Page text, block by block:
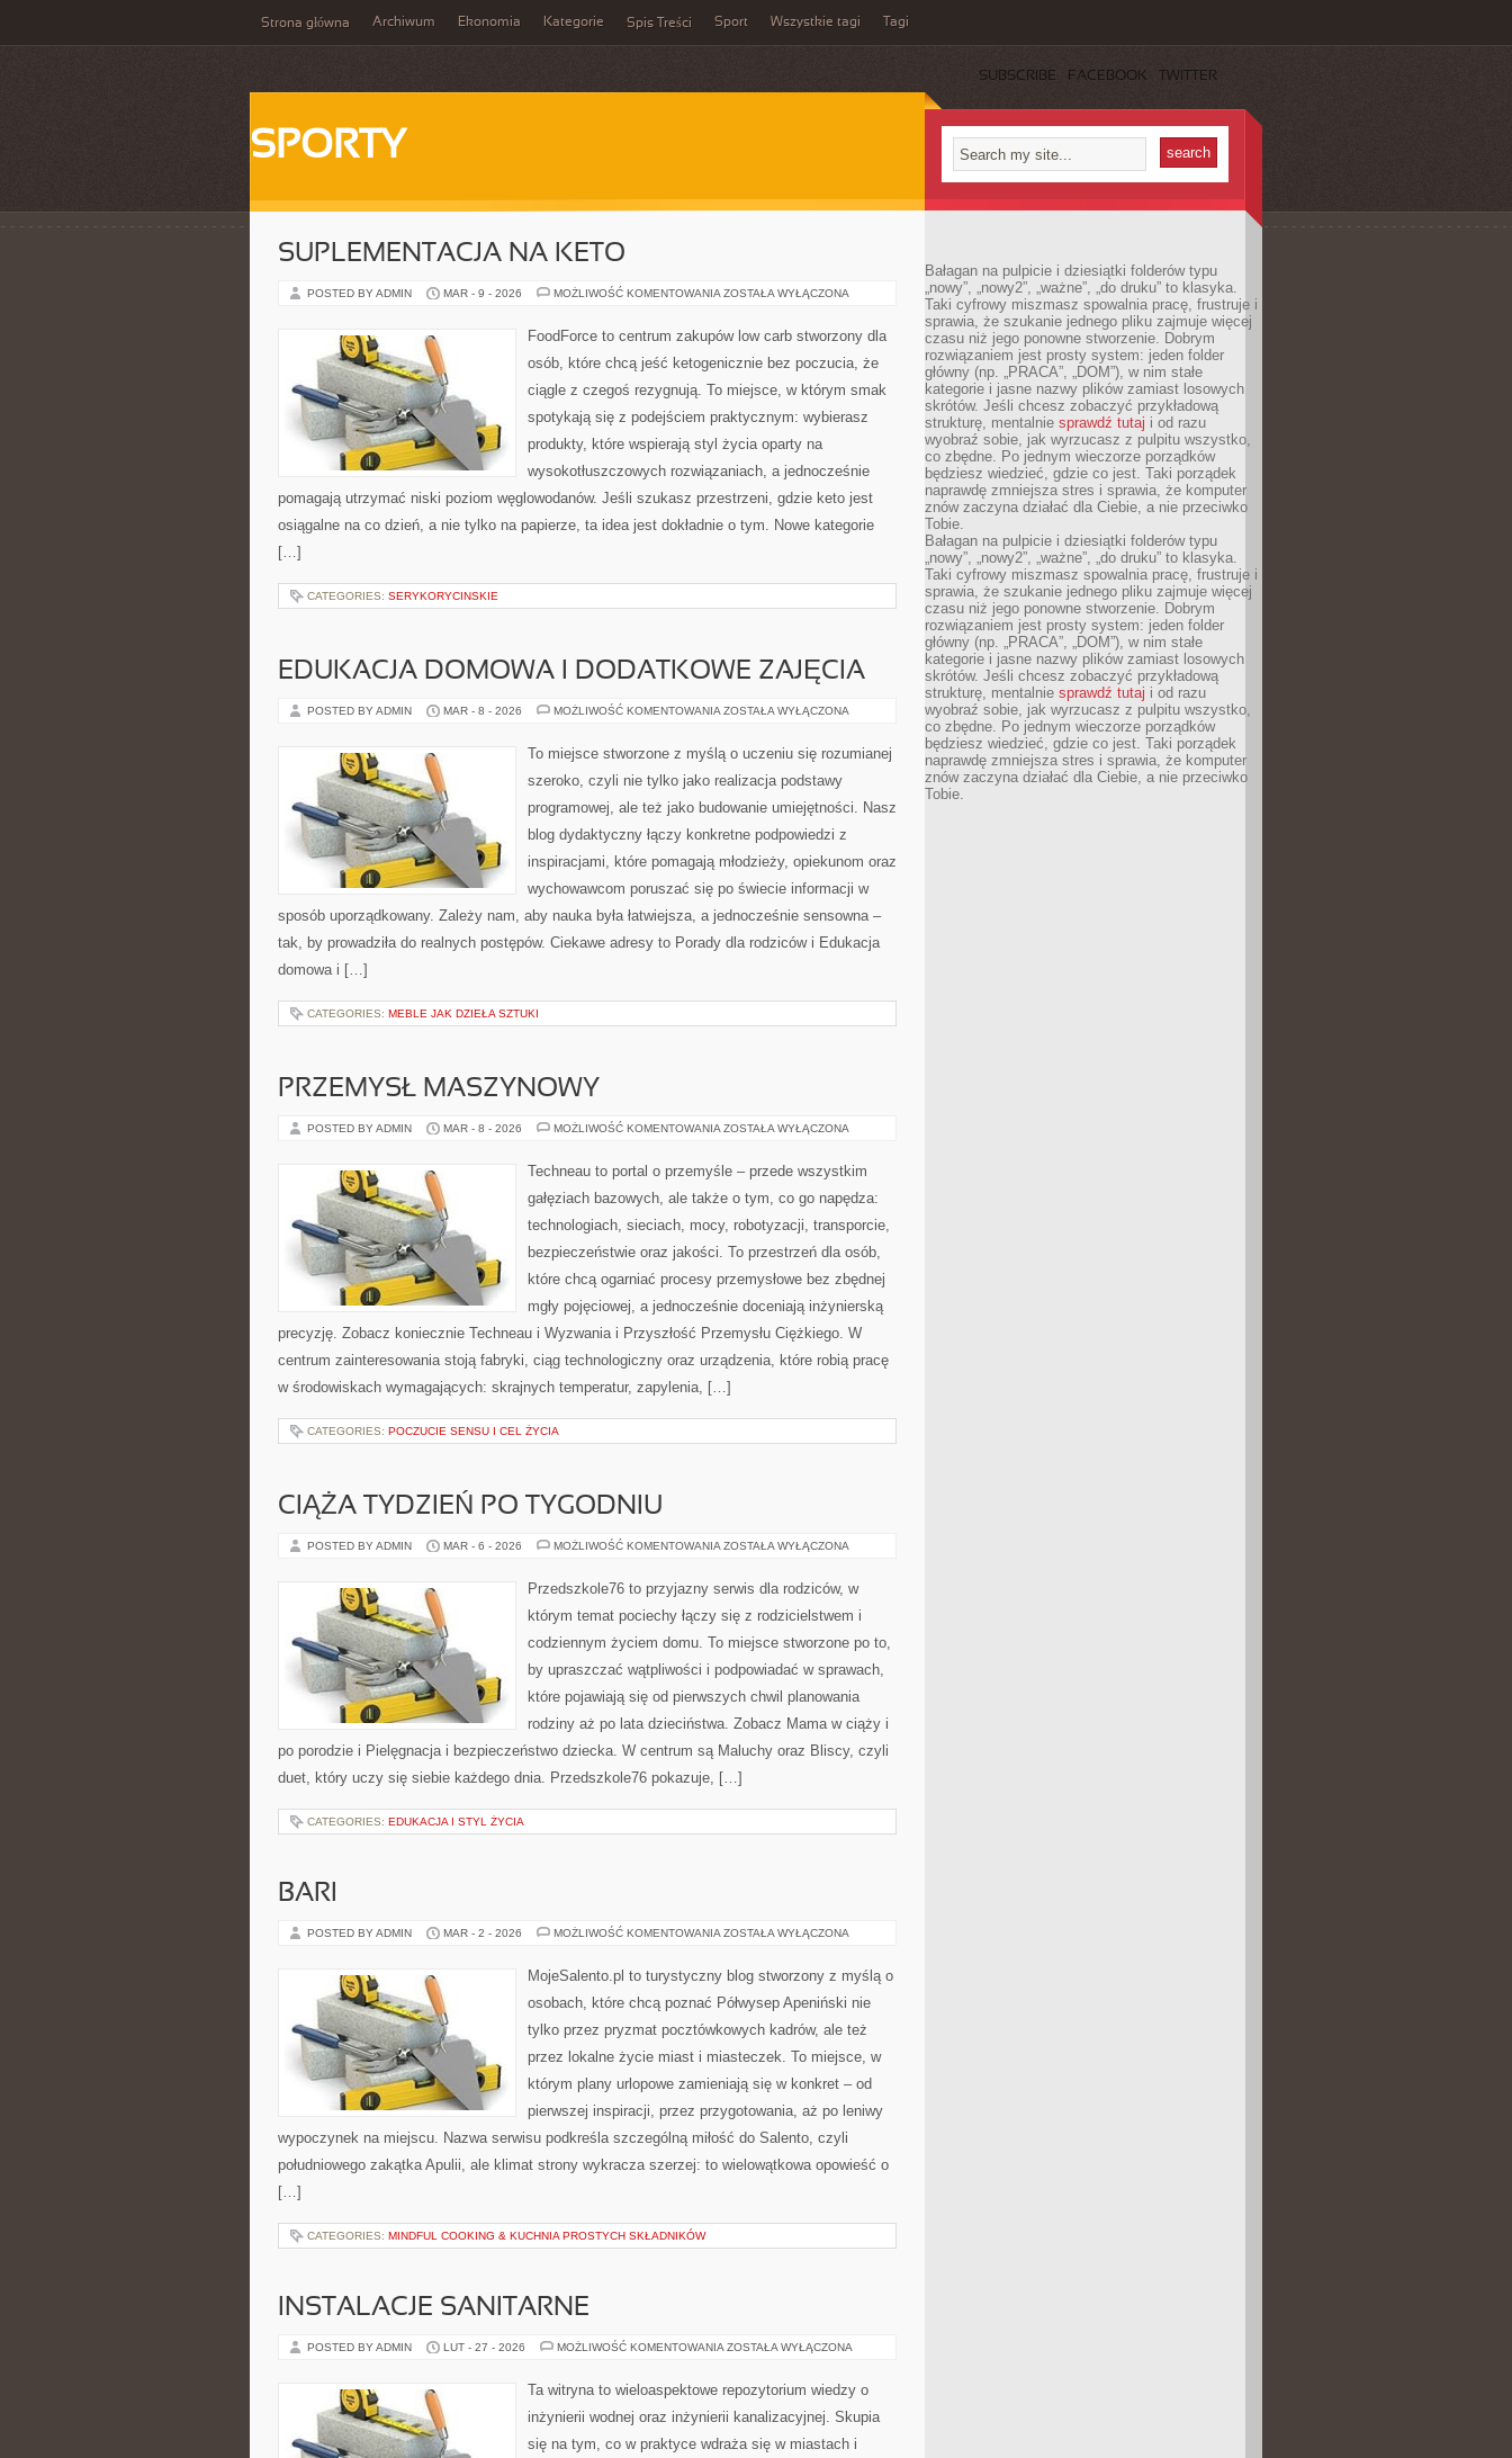
Strona główna Archiwum Ekonomia Kategorie Spis Treści Sport Wszystkie tagi Tagi
SUBSCRIBE FACEBOOK TWITTER
SPORTY
SUPLEMENTACJA NA KETO
POSTED BY ADMIN MAR - 9 - 2026 MOŻLIWOŚĆ KOMENTOWANIA SUPLEMENTACJA
ZOSTAŁA WYŁĄCZONA
FoodForce to centrum zakupów low carb stworzony dla
osób, które chcą jeść ketogenicznie bez poczucia, że
ciągle z czegoś rezygnują. To miejsce, w którym smak
spotykają się z podejściem praktycznym: wybierasz
produkty, które wspierają styl życia oparty na
wysokotłuszczowych rozwiązaniach, a jednocześnie
pomagają utrzymać niski poziom węglowodanów. Jeśli szukasz przestrzeni, gdzie keto jest
osiągalne na co dzień, a nie tylko na papierze, ta idea jest dokładnie o tym. Nowe kategorie
[…]
CATEGORIES: SERYKORYCINSKIE
EDUKACJA DOMOWA I DODATKOWE ZAJĘCIA
POSTED BY ADMIN MAR - 8 - 2026 MOŻLIWOŚĆ KOMENTOWANIA EDUKACJA
DODATKOWE
ZAJĘCIA
ZOSTAŁA WYŁĄCZONA
To miejsce stworzone z myślą o uczeniu się rozumianej
szeroko, czyli nie tylko jako realizacja podstawy
programowej, ale też jako budowanie umiejętności. Nasz
blog dydaktyczny łączy konkretne podpowiedzi z
inspiracjami, które pomagają młodzieży, opiekunom oraz
wychowawcom poruszać się po świecie informacji w
sposób uporządkowany. Zależy nam, aby nauka była łatwiejsza, a jednocześnie sensowna –
tak, by prowadziła do realnych postępów. Ciekawe adresy to Porady dla rodziców i Edukacja
domowa i […]
CATEGORIES: MEBLE JAK DZIEŁA SZTUKI
PRZEMYSŁ MASZYNOWY
POSTED BY ADMIN MAR - 8 - 2026 MOŻLIWOŚĆ KOMENTOWANIA PRZEMYSŁ
ZOSTAŁA WYŁĄCZONA
Techneau to portal o przemyśle – przede wszystkim
gałęziach bazowych, ale także o tym, co go napędza:
technologiach, sieciach, mocy, robotyzacji, transporcie,
bezpieczeństwie oraz jakości. To przestrzeń dla osób,
które chcą ogarniać procesy przemysłowe bez zbędnej
mgły pojęciowej, a jednocześnie doceniają inżynierską
precyzję. Zobacz koniecznie Techneau i Wyzwania i Przyszłość Przemysłu Ciężkiego. W
centrum zainteresowania stoją fabryki, ciąg technologiczny oraz urządzenia, które robią pracę
w środowiskach wymagających: skrajnych temperatur, zapylenia, […]
CATEGORIES: POCZUCIE SENSU I CEL ŻYCIA
CIĄŻA TYDZIEŃ PO TYGODNIU
POSTED BY ADMIN MAR - 6 - 2026 MOŻLIWOŚĆ KOMENTOWANIA CIĄŻA
TYGODNIU
ZOSTAŁA WYŁĄCZONA
Przedszkole76 to przyjazny serwis dla rodziców, w
którym temat pociechy łączy się z rodzicielstwem i
codziennym życiem domu. To miejsce stworzone po to,
by upraszczać wątpliwości i podpowiadać w sprawach,
które pojawiają się od pierwszych chwil planowania
rodziny aż po lata dzieciństwa. Zobacz Mama w ciąży i
po porodzie i Pielęgnacja i bezpieczeństwo dziecka. W centrum są Maluchy oraz Bliscy, czyli
duet, który uczy się siebie każdego dnia. Przedszkole76 pokazuje, […]
CATEGORIES: EDUKACJA I STYL ŻYCIA
BARI
POSTED BY ADMIN MAR - 2 - 2026 MOŻLIWOŚĆ KOMENTOWANIA BARI
ZOSTAŁA WYŁĄCZONA
MojeSalento.pl to turystyczny blog stworzony z myślą o
osobach, które chcą poznać Półwysep Apeniński nie
tylko przez pryzmat pocztówkowych kadrów, ale też
przez lokalne życie miast i miasteczek. To miejsce, w
którym plany urlopowe zamieniają się w konkret – od
pierwszej inspiracji, przez przygotowania, aż po leniwy
wypoczynek na miejscu. Nazwa serwisu podkreśla szczególną miłość do Salento, czyli
południowego zakątka Apulii, ale klimat strony wykracza szerzej: to wielowątkowa opowieść o
[…]
CATEGORIES: MINDFUL COOKING & KUCHNIA PROSTYCH SKŁADNIKÓW
INSTALACJE SANITARNE
POSTED BY ADMIN LUT - 27 - 2026 MOŻLIWOŚĆ KOMENTOWANIA INSTALACJE
ZOSTAŁA WYŁĄCZONA
Ta witryna to wieloaspektowe repozytorium wiedzy o
inżynierii wodnej oraz inżynierii kanalizacyjnej. Skupia
się na tym, co w praktyce wdraża się w miastach i
Bałagan na pulpicie i dziesiątki folderów typu
„nowy”, „nowy2”, „ważne”, „do druku” to klasyka.
Taki cyfrowy miszmasz spowalnia pracę, frustruje i
sprawia, że szukanie jednego pliku zajmuje więcej
czasu niż jego ponowne stworzenie. Dobrym
rozwiązaniem jest prosty system: jeden folder
główny (np. „PRACA”, „DOM”), w nim stałe
kategorie i jasne nazwy plików zamiast losowych
skrótów. Jeśli chcesz zobaczyć przykładową
strukturę, mentalnie sprawdź tutaj i od razu
wyobraź sobie, jak wyrzucasz z pulpitu wszystko,
co zbędne. Po jednym wieczorze porządków
będziesz wiedzieć, gdzie co jest. Taki porządek
naprawdę zmniejsza stres i sprawia, że komputer
znów zaczyna działać dla Ciebie, a nie przeciwko
Tobie.
Bałagan na pulpicie i dziesiątki folderów typu
„nowy”, „nowy2”, „ważne”, „do druku” to klasyka.
Taki cyfrowy miszmasz spowalnia pracę, frustruje i
sprawia, że szukanie jednego pliku zajmuje więcej
czasu niż jego ponowne stworzenie. Dobrym
rozwiązaniem jest prosty system: jeden folder
główny (np. „PRACA”, „DOM”), w nim stałe
kategorie i jasne nazwy plików zamiast losowych
skrótów. Jeśli chcesz zobaczyć przykładową
strukturę, mentalnie sprawdź tutaj i od razu
wyobraź sobie, jak wyrzucasz z pulpitu wszystko,
co zbędne. Po jednym wieczorze porządków
będziesz wiedzieć, gdzie co jest. Taki porządek
naprawdę zmniejsza stres i sprawia, że komputer
znów zaczyna działać dla Ciebie, a nie przeciwko
Tobie.